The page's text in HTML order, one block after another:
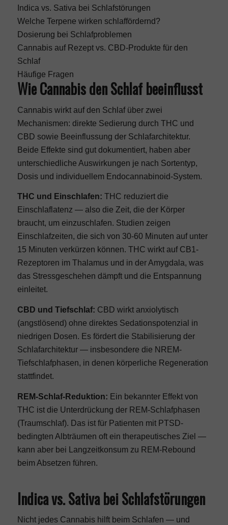
Indica vs. Sativa bei Schlafstörungen
Welche Terpene wirken schlaffördernd?
Dosierung bei Schlafproblemen
Cannabis auf Rezept vs. CBD-Produkte für den
Schlaf
Häufige Fragen
Wie Cannabis den Schlaf beeinflusst
Cannabis wirkt auf den Schlaf über zwei
Mechanismen: direkte Sedierung durch THC und
CBD sowie Beeinflussung der Schlafarchitektur.
Beide Effekte sind gut dokumentiert, haben aber
unterschiedliche Auswirkungen je nach Sortentyp,
Dosis und individuellem Endocannabinoid-System.
THC und Einschlafen: THC reduziert die
Einschlaflatenz — also die Zeit, die der Körper
braucht, um einzuschlafen. Studien zeigen
Einschlafzeiten, die sich von 30-60 Minuten auf unter
15 Minuten verkürzen können. THC wirkt auf CB1-
Rezeptoren im Thalamus und in der Amygdala, was
das Stressgeschehen dämpft und die Entspannung
einleitet.
CBD und Tiefschlaf: CBD wirkt anxiolytisch
(angstlösend) ohne direktes Sedationspotenzial in
niedrigen Dosen. Es fördert die Stabilisierung der
Schlafarchitektur — insbesondere die NREM-
Tiefschlafphasen, in denen körperliche Regeneration
stattfindet.
REM-Schlaf-Reduktion: Ein bekannter Effekt von
THC ist die Unterdrückung der REM-Schlafphasen
(Traumschlaf). Das ist für Patienten mit PTSD-
bedingten Albträumen oft ein therapeutisches Ziel —
kann aber bei Langzeitkonsum zu REM-Rebound
beim Absetzen führen.
Indica vs. Sativa bei Schlafstörungen
Nicht jedes Cannabis hilft beim Schlafen — und